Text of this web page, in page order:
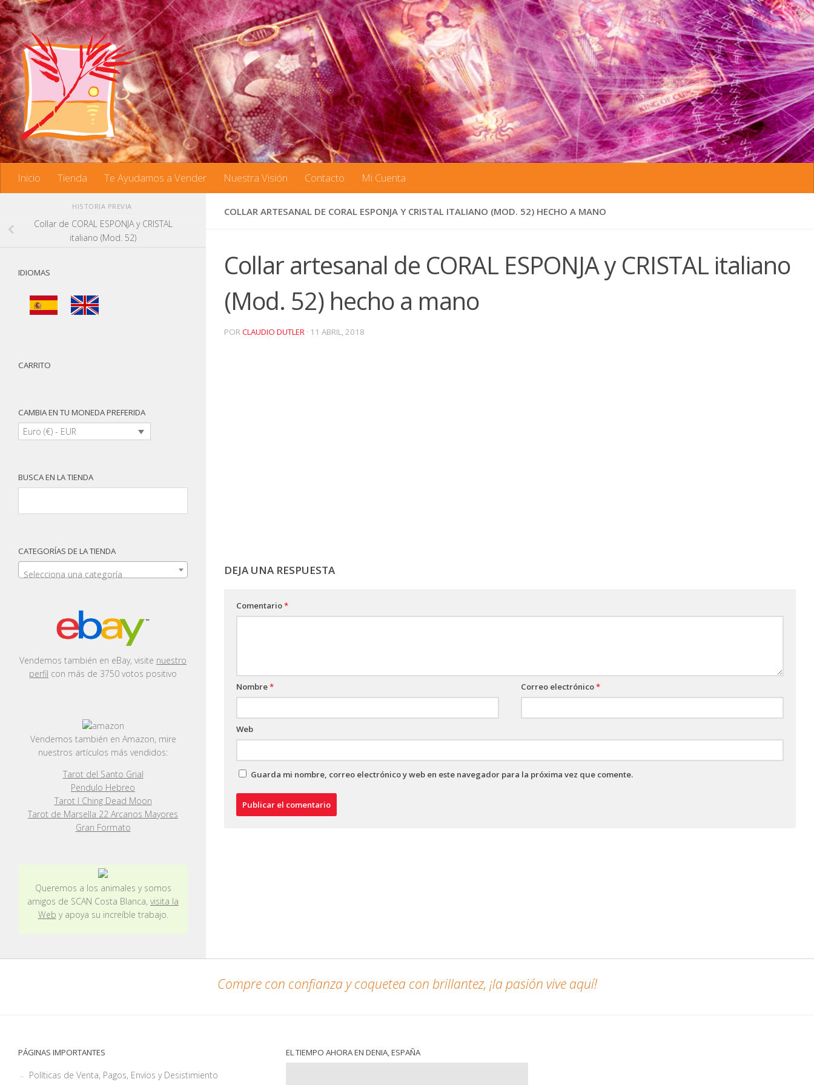
Saltar al contenido
Inicio Tienda Te Ayudamos a Vender Nuestra Visión Contacto Mi Cuenta
COLLAR ARTESANAL DE CORAL ESPONJA Y CRISTAL ITALIANO (MOD. 52) HECHO A MANO
Collar artesanal de CORAL ESPONJA y CRISTAL italiano
(Mod. 52) hecho a mano
PORCLAUDIO DUTLER · 11 ABRIL, 2018
DEJA UNA RESPUESTA
Comentario*
Nombre* Correo electrónico*
Web
Guarda mi nombre, correo electrónico y web en este navegador para la próxima vez que comente.
HISTORIA PREVIA
Collar de CORAL ESPONJA y CRISTAL
italiano (Mod. 52)
IDIOMAS
CARRITO
CAMBIA EN TU MONEDA PREFERIDA
Euro (€) - EUR
BUSCA EN LA TIENDA
CATEGORÍAS DE LA TIENDA
Selecciona una categoría
Vendemos también en eBay, visite nuestro
perfil con más de 3750 votos positivo
Vendemos también en Amazon, mire
nuestros artículos más vendidos:
Tarot del Santo Grial
Pendulo Hebreo
Tarot I Ching Dead Moon
Tarot de Marsella 22 Arcanos Mayores
Gran Formato
Queremos a los animales y somos
amigos de SCAN Costa Blanca, visita la
Web y apoya su increíble trabajo.
Compre con confianza y coquetea con brillantez, ¡la pasión vive aquí!
PÁGINAS IMPORTANTES
Políticas de Venta, Pagos, Envíos y Desistimiento
EL TIEMPO AHORA EN DENIA, ESPAÑA